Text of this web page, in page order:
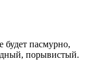
будет пасмурно,
порывистый.